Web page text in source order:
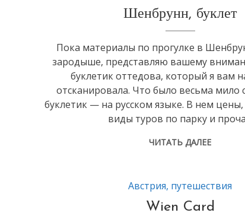
Шенбрунн, буклет
Пока материалы по прогулке в
зародыше, представляю вашему
буклетик оттедова, который я вам
отсканировала. Что было весьма мило
буклетик — на русском языке. В нем цены,
виды туров по парку и
ЧИТАТЬ ДАЛЕЕ
Австрия, путешествия
Wien Card